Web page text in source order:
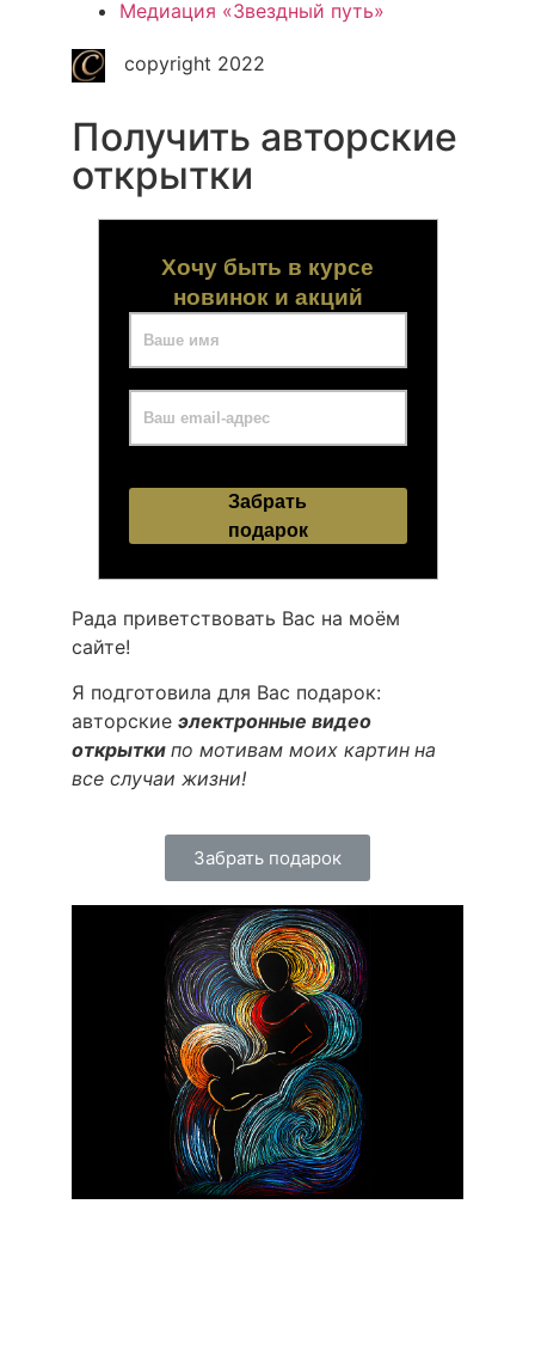
Медиация «Звездный путь»
copyright 2022
Получить авторские
открытки
Хочу быть в курсе
новинок и акций
Рада приветствовать Вас на моём
сайте!
Я подготовила для Вас подарок:
авторские электронные видео
открытки по мотивам моих картин на
все случаи жизни!
Забрать подарок